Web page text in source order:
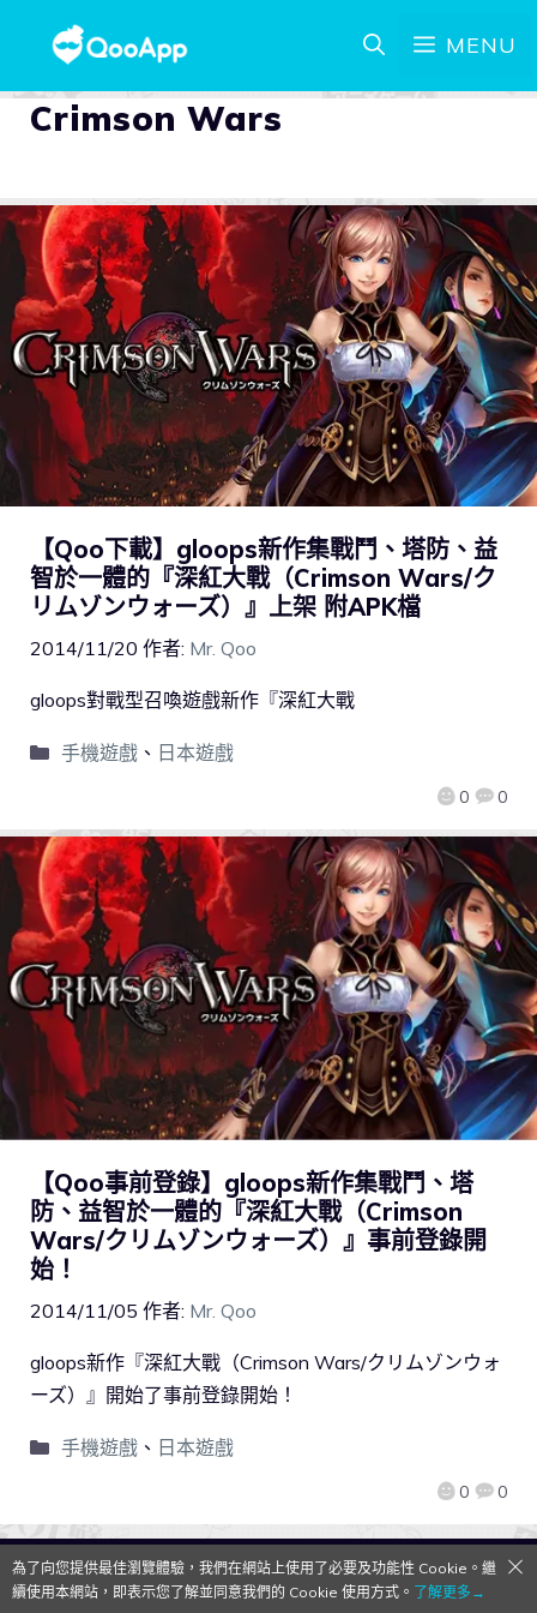
MENU
Crimson Wars
【Qoo下載】gloops新作集戰鬥、塔防、益
智於一體的『深紅大戰（Crimson Wars/ク
リムゾンウォーズ）』上架 附APK檔
2014/11/20 作者: Mr. Qoo
0 0
gloops對戰型召喚遊戲新作『深紅大戰
手機遊戲、 日本遊戲
【Qoo事前登錄】gloops新作集戰鬥、塔
防、益智於一體的『深紅大戰（Crimson
Wars/クリムゾンウォーズ）』事前登錄開
始！
2014/11/05 作者: Mr. Qoo
0 0
gloops新作『深紅大戰（Crimson Wars/クリムゾンウォ
ーズ）』開始了事前登錄開始！
手機遊戲、 日本遊戲
QooApp Limited © 2026
為了向您提供最佳瀏覽體驗，我們在網站上使用了必要及功能性 Cookie。繼
續使用本網站，即表示您了解並同意我們的 Cookie 使用方式。 了解更多→